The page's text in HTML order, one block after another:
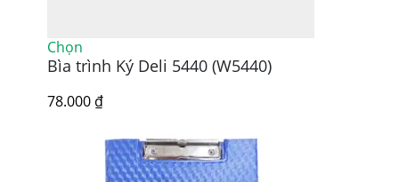
ChọnSản
phẩm
có
biến
thể.
Các
Bìa trình Ký Deli 5440 (W5440)
78.000 ₫